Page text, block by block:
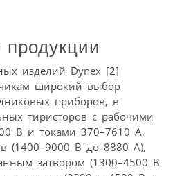
продукции
изделий Dynex [2]
широкий выбор
приборов, в
тиристоров с рабочими
В и токами 370–7610 А,
(1400–9000 В до 8880 А),
затвором (1300–4500 В